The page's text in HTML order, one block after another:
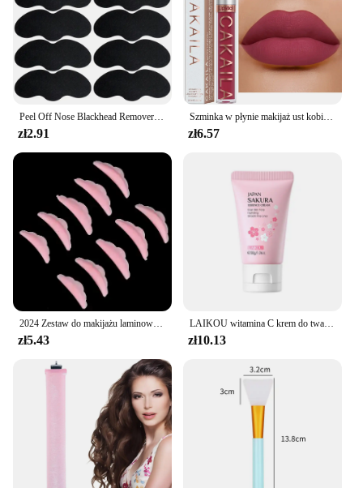
performance, it's an essential addition to any beauty
routine, whether you're a professional or a home
Peel Off Nose Blackhead Remover Strips Deep Cleansing Shrink Pore Acne Treatment Mask Nose Patches Face Skin Care Beauty Tools
zł2.91
Szminka w płynie makijaż ust kobiet piękna czerwony nieprzywierający kubek wodoodporny błyszczyk do ust Sexy długotrwały aksamitny matowy błyszczyk
zł6.57
2024 Zestaw do makijażu laminowanego brwi Balsam do trwałej ondulacji brwi Lifting brwi Półtrwały Salon kosmetyczny Odżywka do liftingu brwi 5 ml
zł5.43
LAIKOU witamina C krem do twarzy nawilżający odżywczy japonia kremy Sakura jednolity odcień skóry uroda produkt do pielęgnacji skóry twarzy
zł10.13